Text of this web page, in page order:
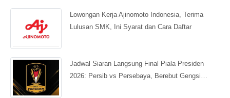
Lowongan Kerja Ajinomoto Indonesia, Terima
Lulusan SMK, Ini Syarat dan Cara Daftar
Jadwal Siaran Langsung Final Piala Presiden
2026: Persib vs Persebaya, Berebut Gengsi…